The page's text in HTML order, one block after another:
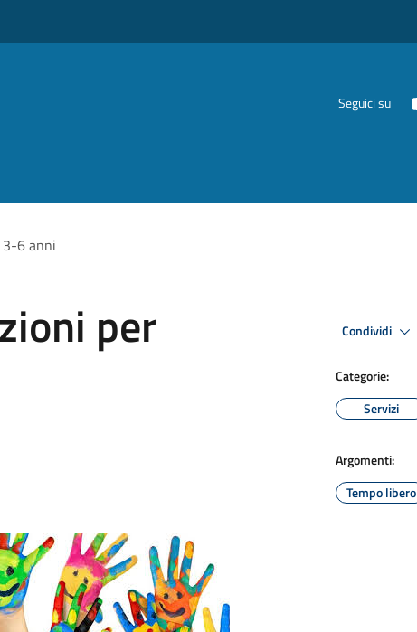
Seguici su
6 anni
per Condividi
Categorie:
Servizi
Argomenti:
Tempo libero